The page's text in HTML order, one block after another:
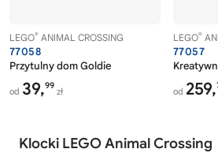
LEGO® ANIMAL CROSSING
77058
Przytulny dom Goldie
od 39,99
zł
LEGO®
77057
od 259,
Klocki LEGO Animal Crossing